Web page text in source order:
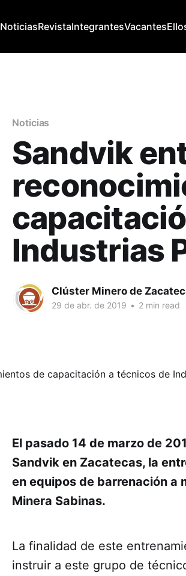
NoticiasRevistaIntegrantesVacantes
Noticias
Sandvik
Industrias
Clúster Minero de
29 de abr. de 2019 • 2 min read
El pasado 14 de marzo de
Sandvik en Zacatecas, la
en equipos de barrenación a
Minera Sabinas.
La finalidad de este
instruir a este grupo de